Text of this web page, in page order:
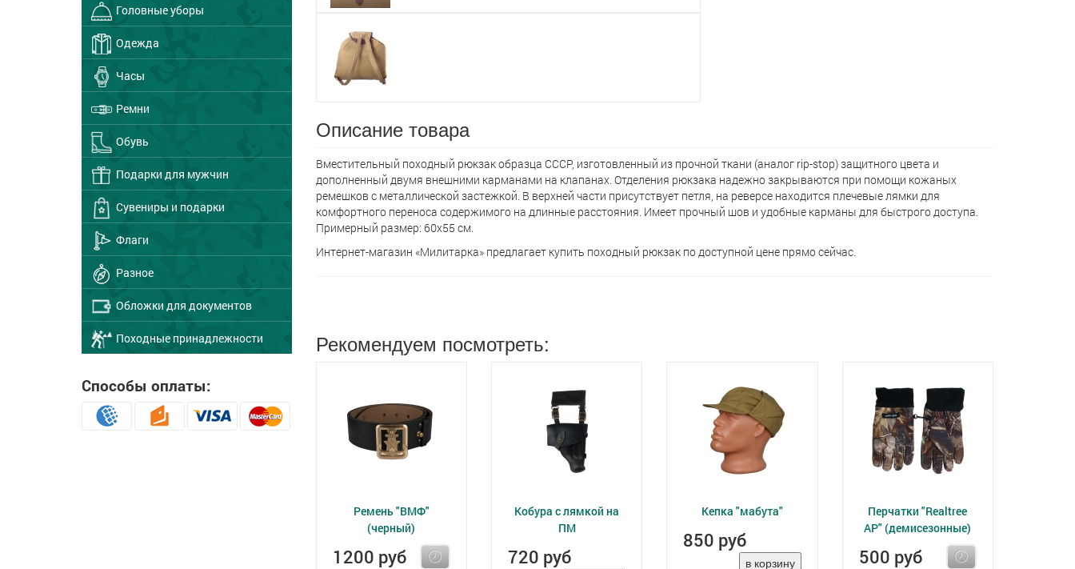
Головные уборы
Одежда
Часы
Ремни
Обувь
Подарки для мужчин
Сувениры и подарки
Флаги
Разное
Обложки для документов
Походные принадлежности
Способы оплаты:
Описание товара
Вместительный походный рюкзак образца СССР, изготовленный из прочной ткани (аналог rip-stop) защитного цвета и
дополненный двумя внешними карманами на клапанах. Отделения рюкзака надежно закрываются при помощи кожаных
ремешков с металлической застежкой. В верхней части присутствует петля, на реверсе находится плечевые лямки для
комфортного переноса содержимого на длинные расстояния. Имеет прочный шов и удобные карманы для быстрого доступа.
Примерный размер: 60x55 см.
Интернет-магазин «Милитарка» предлагает кyпить походный рюкзак по доступной цене прямо сейчас.
Рекомендуем посмотреть:
Ремень "ВМФ"
(черный)
1200 руб
Кобура с лямкой на
ПМ
720 руб
Кепка "мабута"
850 руб
Перчатки "Realtree
AP" (демисезонные)
500 руб